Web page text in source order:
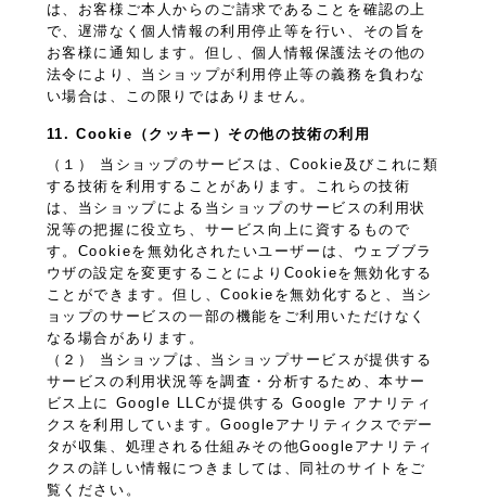
は、お客様ご本人からのご請求であることを確認の上
で、遅滞なく個人情報の利用停止等を行い、その旨を
お客様に通知します。但し、個人情報保護法その他の
法令により、当ショップが利用停止等の義務を負わな
い場合は、この限りではありません。
11. Cookie（クッキー）その他の技術の利用
（１） 当ショップのサービスは、Cookie及びこれに類
する技術を利用することがあります。これらの技術
は、当ショップによる当ショップのサービスの利用状
況等の把握に役立ち、サービス向上に資するもので
す。Cookieを無効化されたいユーザーは、ウェブブラ
ウザの設定を変更することによりCookieを無効化する
ことができます。但し、Cookieを無効化すると、当シ
ョップのサービスの一部の機能をご利用いただけなく
なる場合があります。
（２） 当ショップは、当ショップサービスが提供する
サービスの利用状況等を調査・分析するため、本サー
ビス上に Google LLCが提供する Google アナリティ
クスを利用しています。Googleアナリティクスでデー
タが収集、処理される仕組みその他Googleアナリティ
クスの詳しい情報につきましては、同社のサイトをご
覧ください。